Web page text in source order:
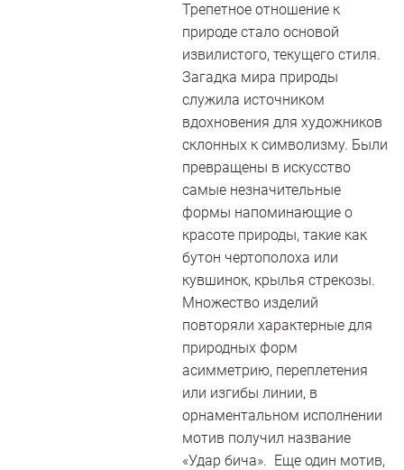
Трепетное отношение к
природе стало основой
извилистого, текущего стиля.
Загадка мира природы
служила источником
вдохновения для художников
склонных к символизму. Были
превращены в искусство
самые незначительные
формы напоминающие о
красоте природы, такие как
бутон чертополоха или
кувшинок, крылья стрекозы.
Множество изделий
повторяли характерные для
природных форм
асимметрию, переплетения
или изгибы линии, в
орнаментальном исполнении
мотив получил название
«Удар бича». Еще один мотив,